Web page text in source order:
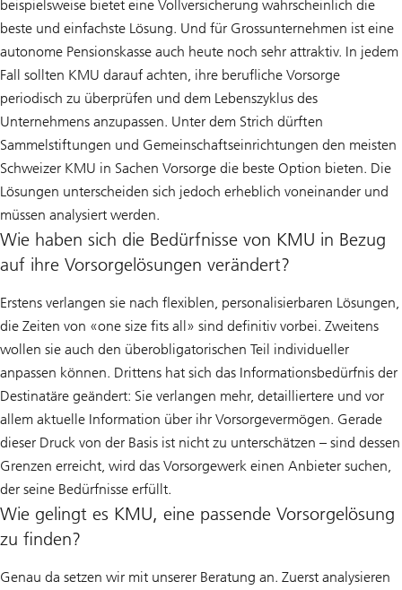
beispielsweise bietet eine Vollversicherung wahrscheinlich die
beste und einfachste Lösung. Und für Grossunternehmen ist eine
autonome Pensionskasse auch heute noch sehr attraktiv. In jedem
Fall sollten KMU darauf achten, ihre berufliche Vorsorge
periodisch zu überprüfen und dem Lebenszyklus des
Unternehmens anzupassen. Unter dem Strich dürften
Sammelstiftungen und Gemeinschaftseinrichtungen den meisten
Schweizer KMU in Sachen Vorsorge die beste Option bieten. Die
Lösungen unterscheiden sich jedoch erheblich voneinander und
müssen analysiert werden.
Wie haben sich die Bedürfnisse von KMU in Bezug
auf ihre Vorsorgelösungen verändert?
Erstens verlangen sie nach flexiblen, personalisierbaren Lösungen,
die Zeiten von «one size fits all» sind definitiv vorbei. Zweitens
wollen sie auch den überobligatorischen Teil individueller
anpassen können. Drittens hat sich das Informationsbedürfnis der
Destinatäre geändert: Sie verlangen mehr, detailliertere und vor
allem aktuelle Information über ihr Vorsorgevermögen. Gerade
dieser Druck von der Basis ist nicht zu unterschätzen – sind dessen
Grenzen erreicht, wird das Vorsorgewerk einen Anbieter suchen,
der seine Bedürfnisse erfüllt.
Wie gelingt es KMU, eine passende Vorsorgelösung
zu finden?
Genau da setzen wir mit unserer Beratung an. Zuerst analysieren